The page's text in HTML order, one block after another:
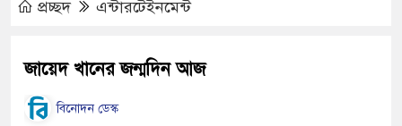
প্রচ্ছদ এন্টারটেইনমেন্ট
জায়েদ খানের জন্মদিন আজ
বিনোদন ডেস্ক